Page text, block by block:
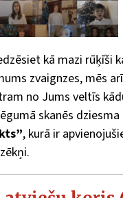
kā mazi rūķīši
zvaignzes, mēs
no Jums veltīs
skanēs dziesma
, kurā ir